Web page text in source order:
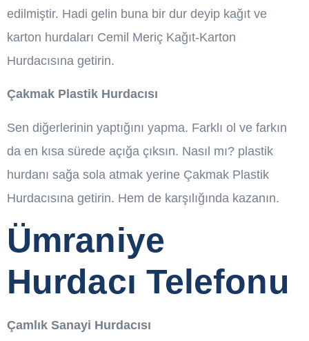
edilmiştir. Hadi gelin buna bir dur deyip kağıt ve
karton hurdaları Cemil Meriç Kağıt-Karton
Hurdacısına getirin.
Çakmak Plastik Hurdacısı
Sen diğerlerinin yaptığını yapma. Farklı ol ve farkın
da en kısa sürede açığa çıksın. Nasıl mı? plastik
hurdanı sağa sola atmak yerine Çakmak Plastik
Hurdacısına getirin. Hem de karşılığında kazanın.
Ümraniye
Hurdacı Telefonu
Çamlık Sanayi Hurdacısı